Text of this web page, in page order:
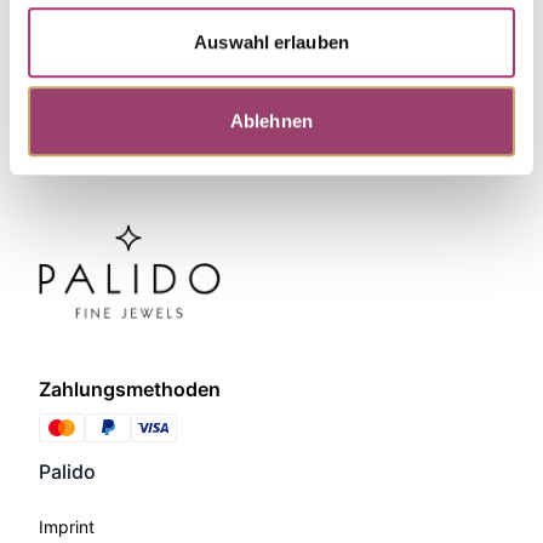
Auswahl erlauben
Ablehnen
Zahlungsmethoden
Palido
Imprint